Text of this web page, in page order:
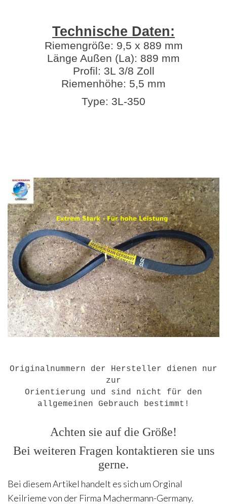
Technische Daten:
Riemengröße: 9,5 x 889 mm
Länge Außen (La): 889 mm
Profil: 3L 3/8 Zoll
Riemenhöhe: 5,5 mm
Type: 3L-350
Originalnummern der Hersteller dienen nur
zur
Orientierung und sind nicht für den
allgemeinen Gebrauch bestimmt!
Achten sie auf die Größe!
Bei weiteren Fragen kontaktieren sie uns
gerne.
Bei diesem Artikel handelt es sich um Orginal
Keilrieme von der Firma Machermann-Germany.